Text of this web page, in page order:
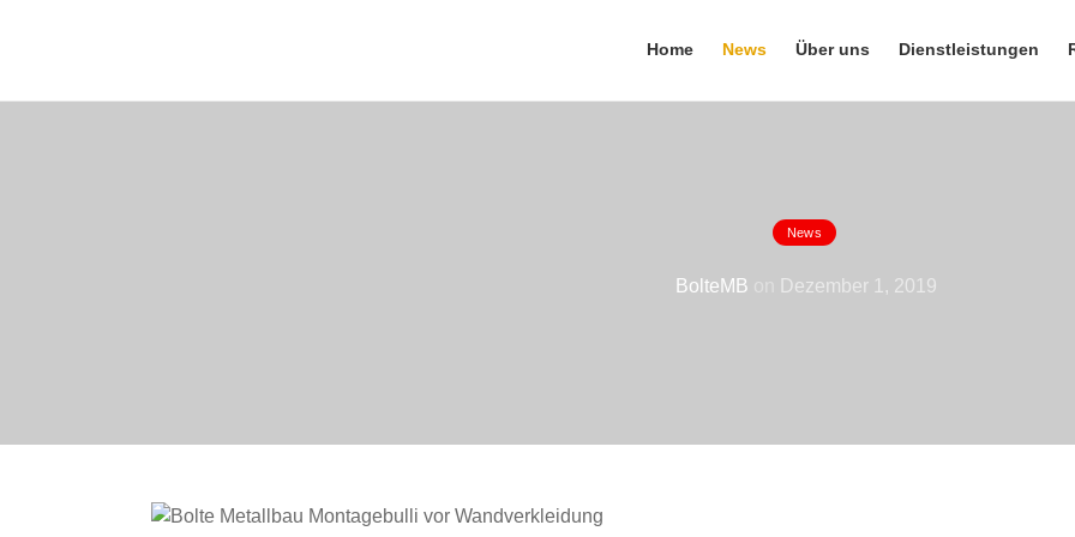
Home News Über uns Dienstleistungen
News
BolteMB Dezember 1, 2019
Startschuss zur